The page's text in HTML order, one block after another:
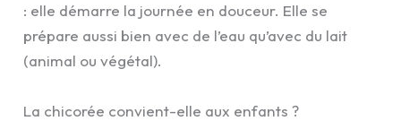
: elle démarre la journée en douceur. Elle se
prépare aussi bien avec de l’eau qu’avec du lait
(animal ou végétal).
La chicorée convient-elle aux enfants ?